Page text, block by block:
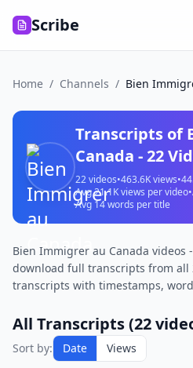
Scribe
Home / Channels / Bien
Transcripts of
Canada -22
22videos•463.6Kviews•
Avg21.1Kviews per video•
Avg14words per title
Bien Immigrer au Canada videos
download full transcripts from all
transcripts with timestamps,
All Transcripts (22
Sort by: Date
Views